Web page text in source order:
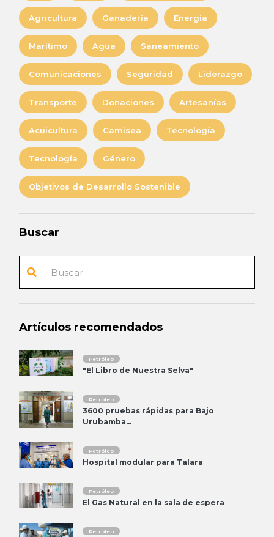
Agricultura Ganadería Energía
Marítimo Agua Saneamiento
Comunicaciones Seguridad Liderazgo
Transporte Donaciones Artesanías
Acuicultura Camisea Tecnología
Tecnología Género
Objetivos de Desarrollo Sostenible
Buscar
Artículos recomendados
Petróleo
"El Libro de Nuestra Selva"
Petróleo
3600 pruebas rápidas para Bajo
Urubamba...
Petróleo
Hospital modular para Talara
Petróleo
El Gas Natural en la sala de espera
Petróleo